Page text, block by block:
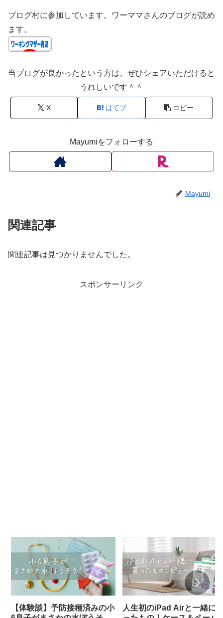
ブログ村に参加しています。ワーママさんのブログが読め
ます。
当ブログが良かったという方は、ぜひシェアいただけると
うれしいです＾＾
X はてブ コピー
Mayumiをフォローする
Mayumi
関連記事
関連記事は見つかりませんでした。
スポンサーリンク
【体験談】予防接種済みの小
人生初のiPad Airと一緒に